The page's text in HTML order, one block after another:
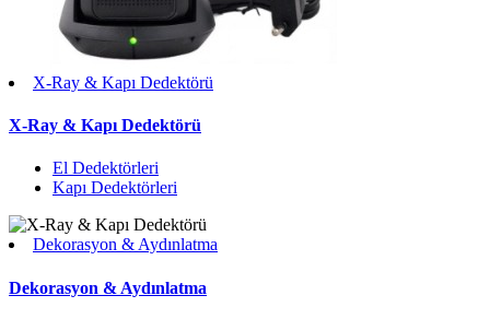
X-Ray & Kapı Dedektörü
X-Ray & Kapı Dedektörü
El Dedektörleri
Kapı Dedektörleri
Dekorasyon & Aydınlatma
Dekorasyon & Aydınlatma